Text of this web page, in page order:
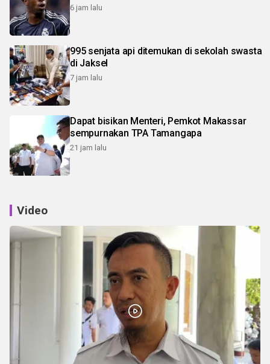
6 jam lalu
995 senjata api ditemukan di sekolah swasta
di Jaksel
7 jam lalu
Dapat bisikan Menteri, Pemkot Makassar
sempurnakan TPA Tamangapa
21 jam lalu
Video